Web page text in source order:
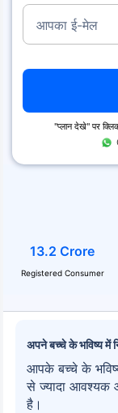
अपने बच्चे के भविष्य में
आपके बच्चे के
से ज्यादा आवश्यक
है।
13.2 Crore
Registered Consumer
आपका ई-मेल
''प्लान देखे'' पर